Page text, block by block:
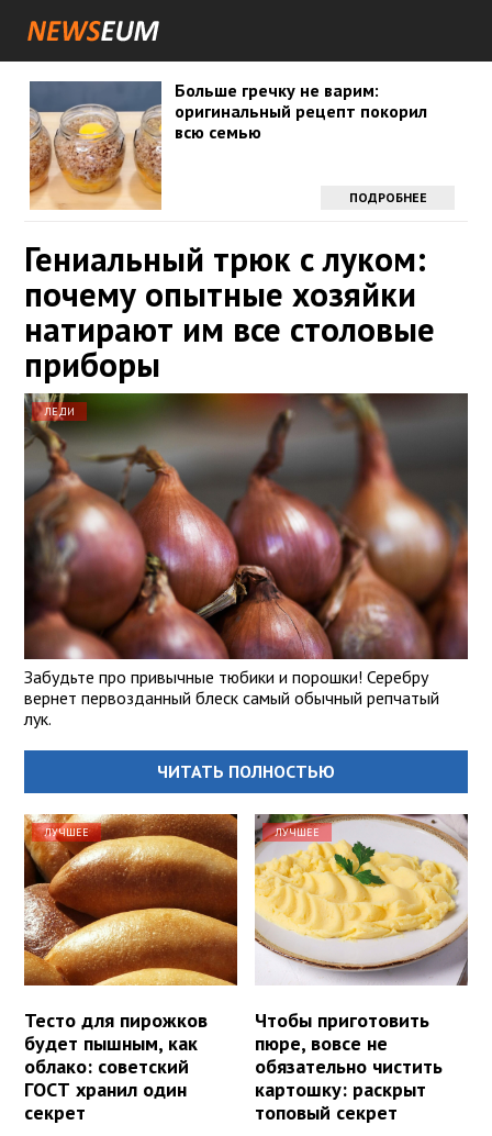
Больше гречку не варим:
оригинальный рецепт покорил
всю семью
ПОДРОБНЕЕ
Гениальный трюк с луком:
почему опытные хозяйки
натирают им все столовые
приборы
ЛЕДИ
Забудьте про привычные тюбики и порошки! Серебру
вернет первозданный блеск самый обычный репчатый
лук.
ЧИТАТЬ ПОЛНОСТЬЮ
ЛУЧШЕЕ
Тесто для пирожков
будет пышным, как
облако: советский
ГОСТ хранил один
секрет
ЛУЧШЕЕ
Чтобы приготовить
пюре, вовсе не
обязательно чистить
картошку: раскрыт
топовый секрет